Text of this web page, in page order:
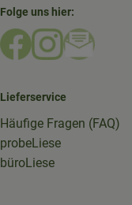
Folge uns hier:
Externer Link zu
Externer
Lieferservice
Häufige Fragen (FAQ)
probeLiese
büroLiese